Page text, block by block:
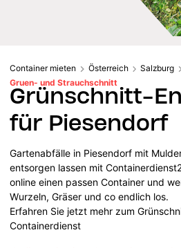
Container mieten Österreich Salzburg
Gruen- und Strauchschnitt
Grünschnitt-
für Piesendorf
Gartenabfälle in Piesendorf mit
entsorgen lassen mit
online einen passen Container und
Wurzeln, Gräser und co endlich los.
Erfahren Sie jetzt mehr zum
Containerdienst